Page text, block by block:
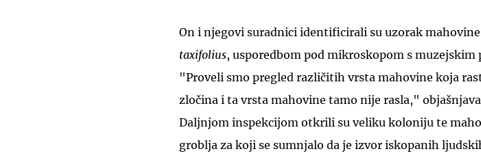
On i njegovi suradnici identificirali su uzorak
taxifolius, usporedbom pod mikroskopom s muzejskim
"Proveli smo pregled različitih vrsta mahovine koja
zločina i ta vrsta mahovine tamo nije rasla,"
Daljnjom inspekcijom otkrili su veliku koloniju te
groblja za koji se sumnjalo da je izvor iskopanih